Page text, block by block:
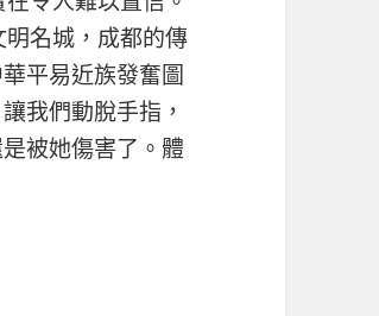
名城，成都的傳
平易近族發奮圖
我們動脫手指，
被她傷害了。體